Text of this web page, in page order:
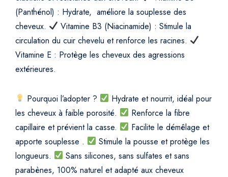
(Panthénol) : Hydrate, améliore la souplesse des
cheveux.
Vitamine B3 (Niacinamide) : Stimule la
circulation du cuir chevelu et renforce les racines.
Vitamine E : Protège les cheveux des agressions
extérieures.
Pourquoi l’adopter ?
Hydrate et nourrit, idéal pour
les cheveux à faible porosité.
Renforce la fibre
capillaire et prévient la casse.
Facilite le démêlage et
apporte souplesse .
Stimule la pousse et protège les
longueurs.
Sans silicones, sans sulfates et sans
parabènes, 100% naturel et adapté aux cheveux